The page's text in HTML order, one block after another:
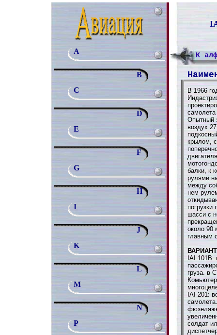
A
B
C
D
E
F
G
H
I
J
K
L
M
N
P
К
В 1966
самолета
Опытный
воздух
крылом,
балки, к
рулями
между
нем
погрузки
шасси с
около 90
главным
IAI
груза. в
IAI 201:
солдат